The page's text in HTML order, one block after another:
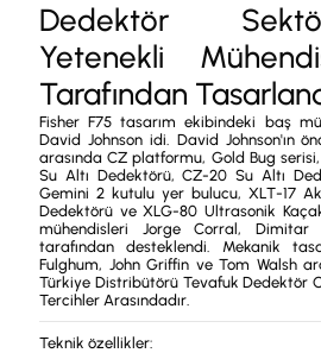
Dedektör
Yetenekli
Tarafından
Fisher F75 tasarım ekibindeki baş
David Johnson idi. David Johnson'ın
arasında CZ platformu, Gold Bug
Su Altı Dedektörü, CZ-20 Su Altı
Gemini 2 kutulu yer bulucu, XLT-17
Dedektörü ve XLG-80 Ultrasonik
mühendisleri Jorge Corral,
tarafından desteklendi. Mekanik
Fulghum, John Griffin ve Tom Walsh
Türkiye Distribütörü Tevafuk Dedektör
Tercihler Arasındadır.
Teknik özellikler: